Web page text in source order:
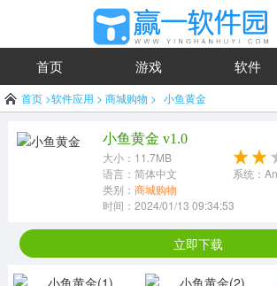
首页 游戏 软件
首页 >软件应用 > 商城购物 > 小鱼黄金
小鱼黄金 v1.0
大小：11.7MB
语言：简体中文
系统：
类别： 商城购物
时间：2024/01/13 09:34:53
立即下载